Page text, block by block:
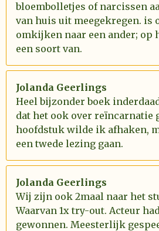
bloembolletjes of narcissen
van huis uit meegekregen. is
omkijken naar een ander; op
een soort van.
Jolanda Geerlings
Heel bijzonder boek
dat het ook over reïncarnatie
hoofdstuk wilde ik afhaken,
een twede lezing gaan.
Jolanda Geerlings
Wij zijn ook 2maal naar het
Waarvan 1x try-out. Acteur
gewonnen. Meesterlijk